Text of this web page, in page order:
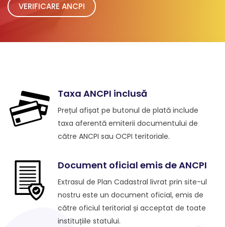
VERIFICARE ANCPI
Taxa ANCPI inclusă
Prețul afișat pe butonul de plată include
taxa aferentă emiterii documentului de
către ANCPI sau OCPI teritoriale.
Document oficial emis de ANCPI
Extrasul de Plan Cadastral livrat prin site-ul
nostru este un document oficial, emis de
către oficiul teritorial și acceptat de toate
instituțiile statului.